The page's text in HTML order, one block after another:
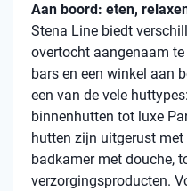
Aan boord: eten,
Stena Line biedt
overtocht aangenaam
bars en een winkel aan
een van de vele huttypes
binnenhutten tot luxe
hutten zijn uitgerust met
badkamer met douche,
verzorgingsproducten.